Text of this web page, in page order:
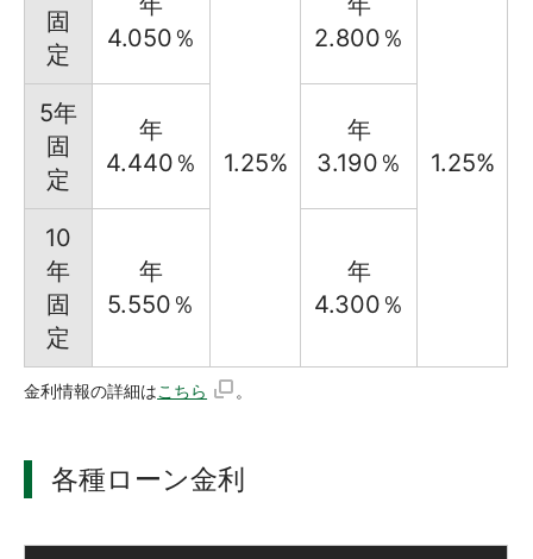
固
定
4.050％
1.25%
2.800％
1.25%
5年
固
定
年
4.440％
年
3.190％
10
年
固
定
年
5.550％
年
4.300％
金利情報の詳細はこちら 。
各種ローン金利